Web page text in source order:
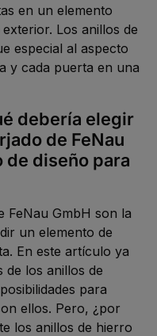
en un elemento
Los anillos de
especial al aspecto
y cada puerta en una
debería elegir
de FeNau
de diseño para
FeNau GmbH son la
un elemento de
En este artículo ya
de los anillos de
para
ellos. Pero, ¿por
los anillos de hierro